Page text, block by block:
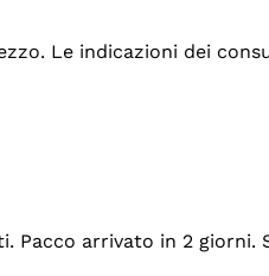
Le indicazioni dei
Pacco arrivato in 2 giorni.